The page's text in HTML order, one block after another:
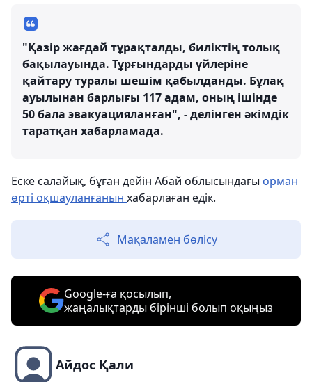
"Қазір жағдай тұрақталды, биліктің толық
бақылауында. Тұрғындарды үйлеріне
қайтару туралы шешім қабылданды. Бұлақ
ауылынан барлығы 117 адам, оның ішінде
50 бала эвакуацияланған", - делінген әкімдік
таратқан хабарламада.
Еске салайық, бұған дейін Абай облысындағы орман
өрті оқшауланғанын хабарлаған едік.
Мақаламен бөлісу
Google-ға қосылып,
жаңалықтарды бірінші болып оқыңыз
Айдос Қали